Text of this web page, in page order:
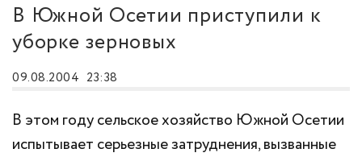
В Южной Осетии приступили к
уборке зерновых
09.08.2004 23:38
В этом году сельское хозяйство Южной Осетии
испытывает серьезные затруднения, вызванные